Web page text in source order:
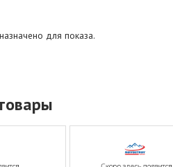
для показа.